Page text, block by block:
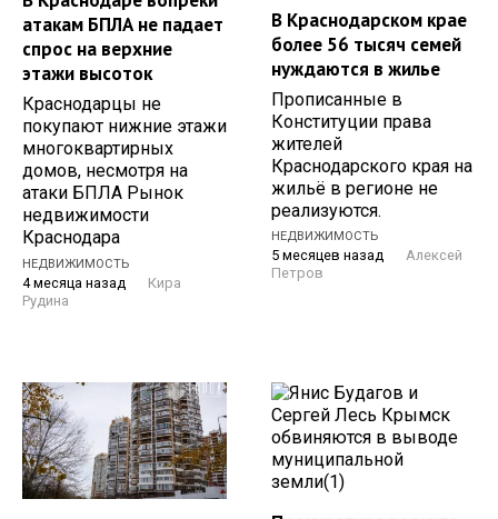
атакам БПЛА не падает
спрос на верхние
этажи высоток
Краснодарцы не
покупают нижние этажи
многоквартирных
домов, несмотря на
атаки БПЛА Рынок
недвижимости
Краснодара
НЕДВИЖИМОСТЬ
4 месяца назад
Кира
Рудина
В Краснодарском крае
более 56 тысяч семей
нуждаются в жилье
Прописанные в
Конституции права
жителей
Краснодарского края на
жильё в регионе не
реализуются.
НЕДВИЖИМОСТЬ
5 месяцев назад
Алексей
Петров